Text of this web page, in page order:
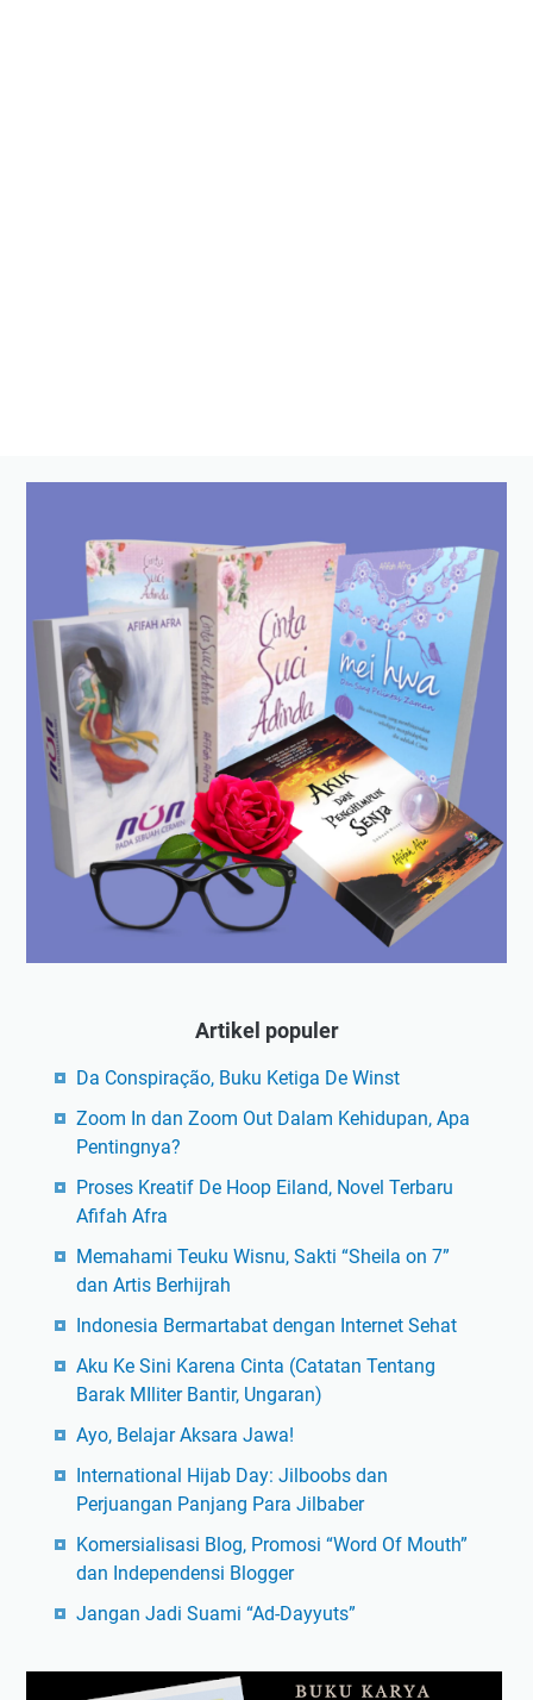
Artikel populer
Da Conspiração, Buku Ketiga De Winst
Zoom In dan Zoom Out Dalam Kehidupan, Apa
Pentingnya?
Proses Kreatif De Hoop Eiland, Novel Terbaru
Afifah Afra
Memahami Teuku Wisnu, Sakti “Sheila on 7”
dan Artis Berhijrah
Indonesia Bermartabat dengan Internet Sehat
Aku Ke Sini Karena Cinta (Catatan Tentang
Barak MIliter Bantir, Ungaran)
Ayo, Belajar Aksara Jawa!
International Hijab Day: Jilboobs dan
Perjuangan Panjang Para Jilbaber
Komersialisasi Blog, Promosi “Word Of Mouth”
dan Independensi Blogger
Jangan Jadi Suami “Ad-Dayyuts”